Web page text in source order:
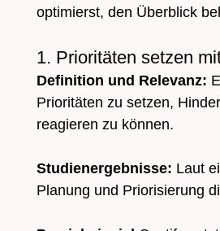
optimierst, den Überblick
1. Prioritäten setzen
Definition und Relevanz:
Prioritäten zu setzen,
reagieren zu können.
Studienergebnisse: Laut
Planung und Priorisierung